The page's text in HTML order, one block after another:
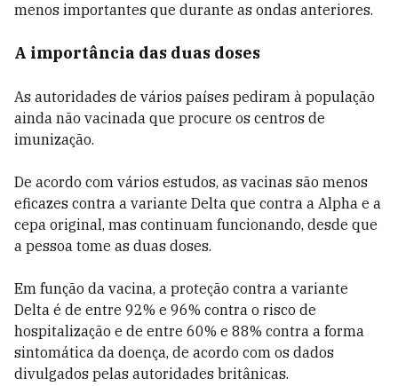
menos importantes que durante as ondas anteriores.
A importância das duas doses
As autoridades de vários países pediram à população
ainda não vacinada que procure os centros de
imunização.
De acordo com vários estudos, as vacinas são menos
eficazes contra a variante Delta que contra a Alpha e a
cepa original, mas continuam funcionando, desde que
a pessoa tome as duas doses.
Em função da vacina, a proteção contra a variante
Delta é de entre 92% e 96% contra o risco de
hospitalização e de entre 60% e 88% contra a forma
sintomática da doença, de acordo com os dados
divulgados pelas autoridades britânicas.